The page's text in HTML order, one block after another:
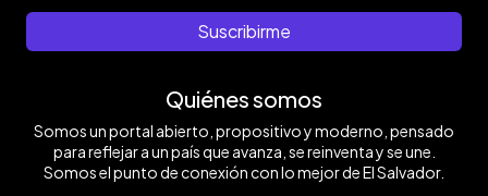
Suscribirme
Quiénes somos
Somos un portal abierto, propositivo y moderno, pensado
para reflejar a un país que avanza, se reinventa y se une.
Somos el punto de conexión con lo mejor de El Salvador.